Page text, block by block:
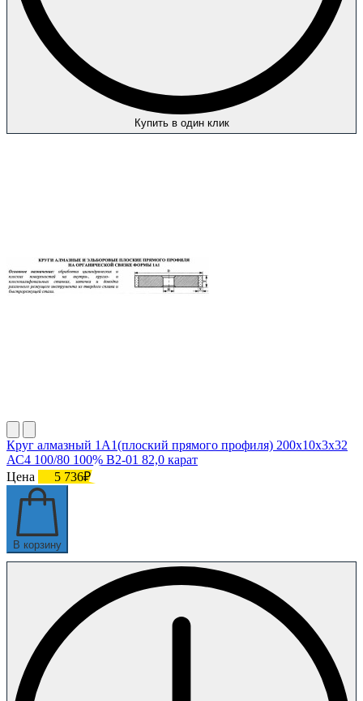
Купить в один клик
Круг алмазный 1А1(плоский прямого профиля) 200х10х3х32
АС4 100/80 100% В2-01 82,0 карат
Цена
5 736₽
В корзину